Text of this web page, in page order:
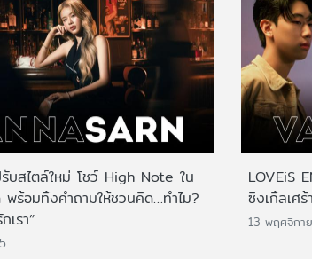
รับสไตล์ใหม่ โชว์ High Note ใน
พร้อมทิ้งคำถามให้ชวนคิด…ทำไม?
เรา”
LOVEiS
ซิงเกิ้ลเศ
13 พฤศจิกา